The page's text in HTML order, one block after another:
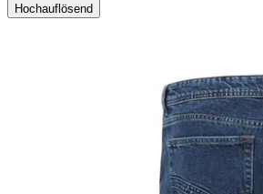
Hochauflösend